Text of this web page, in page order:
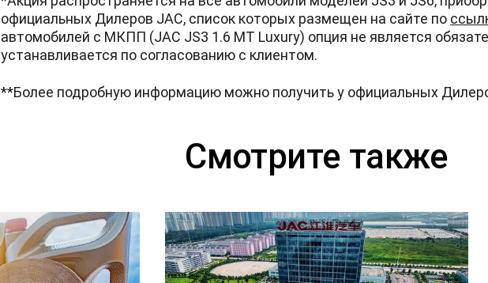
официальных Дилеров JAC, список которых размещен на сайте по
автомобилей с МКПП (JAC JS3 1.6 MT Luxury) опция не является
устанавливается по согласованию с клиентом.
**Более подробную информацию можно получить у официальных
Смотрите также